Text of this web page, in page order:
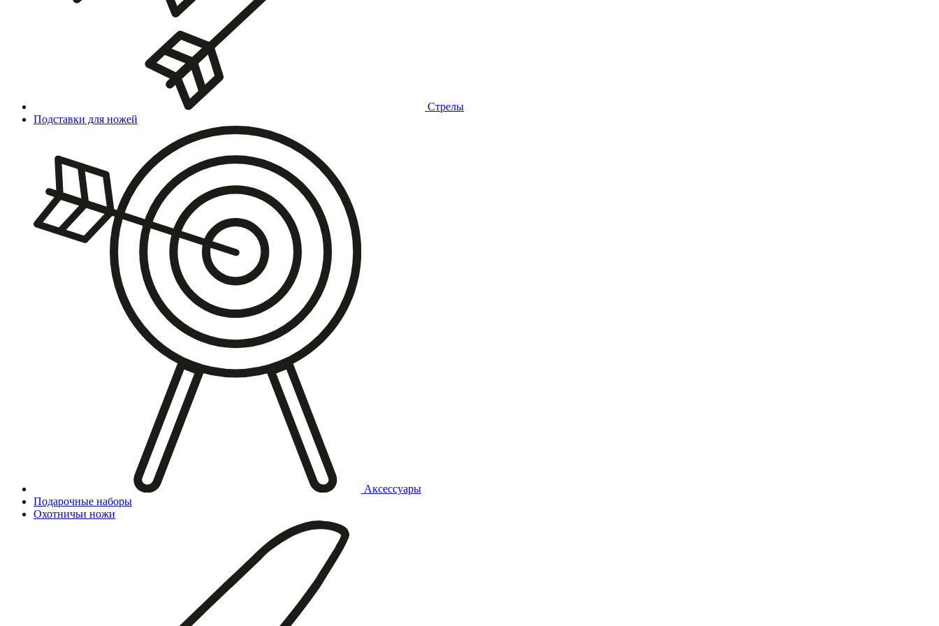
Стрелы
Подставки для ножей
Аксессуары
Подарочные наборы
Охотничьи ножи